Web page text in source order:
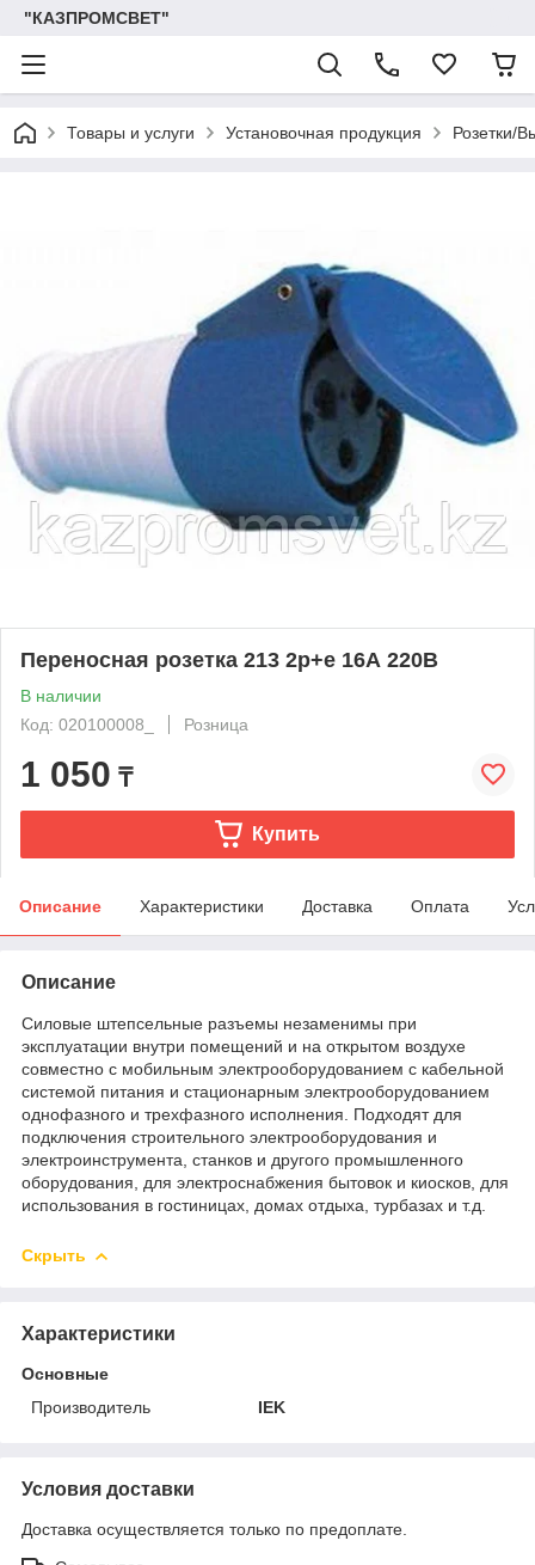
"КАЗПРОМСВЕТ"
Товары и услуги Установочная продукция Розетки/
Переносная розетка 213 2р+е 16А 220В
В наличии
Код: 020100008_
Розница
1 050 ₸
Купить
Описание Характеристики Доставка Оплата
Описание
Силовые штепсельные разъемы незаменимы при
эксплуатации внутри помещений и на открытом воздухе
совместно с мобильным электрооборудованием с кабельной
системой питания и стационарным электрооборудованием
однофазного и трехфазного исполнения. Подходят для
подключения строительного электрооборудования и
электроинструмента, станков и другого промышленного
оборудования, для электроснабжения бытовок и киосков, для
использования в гостиницах, домах отдыха, турбазах и т.д.
Скрыть
Характеристики
Основные
Производитель
IEK
Условия доставки
Доставка осуществляется только по предоплате.